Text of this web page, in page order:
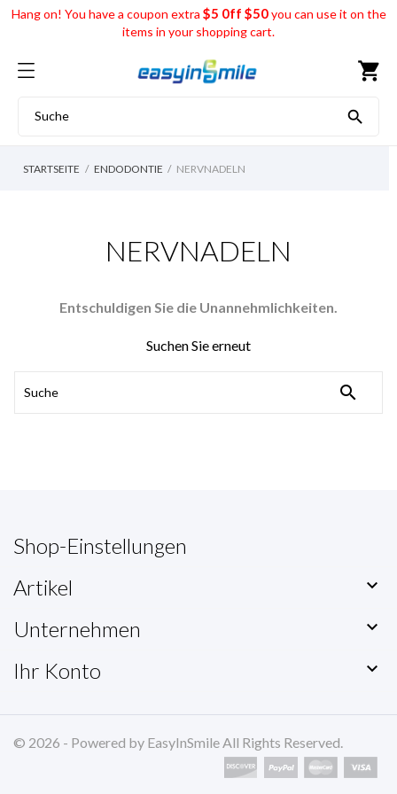
Hang on! You have a coupon extra $5 0ff $50you can use it on the
items in your shopping cart.
shopping_cart

STARTSEITE ENDODONTIE NERVNADELN
NERVNADELN
Entschuldigen Sie die Unannehmlichkeiten.
Suchen Sie erneut

Shop-Einstellungen
Artikel

Unternehmen 
Ihr Konto 
© 2026 - Powered by EasyInSmile All Rights Reserved.